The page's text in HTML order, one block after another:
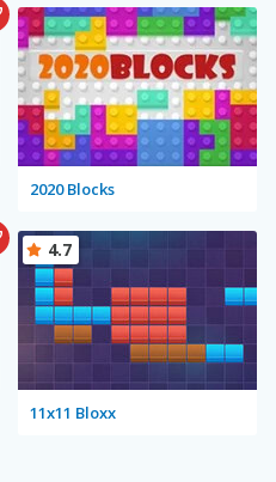
2020 Blocks
11x11 Bloxx
4.7